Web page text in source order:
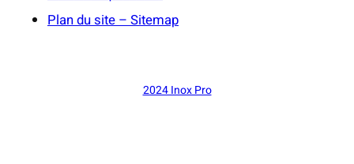
Plan du site – Sitemap
2024 Inox Pro